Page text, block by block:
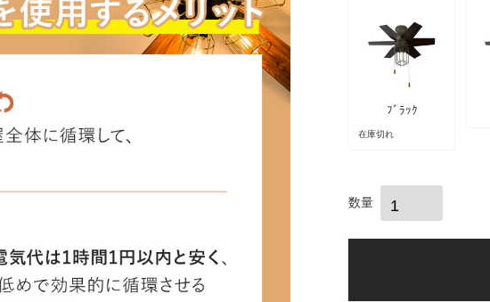
ﾌﾞﾗｯｸ
在庫切れ